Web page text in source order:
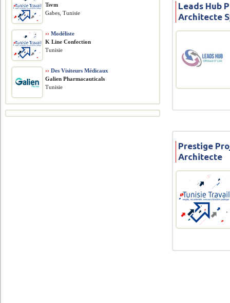
Leads Hub
Architecte
Prestige
Architecte
Tsvm
Gabes, Tunisie
›› Modéliste
K Line Confection
Tunisie
›› Des Visiteurs Médicaux
Galien Pharmacauticals
Tunisie